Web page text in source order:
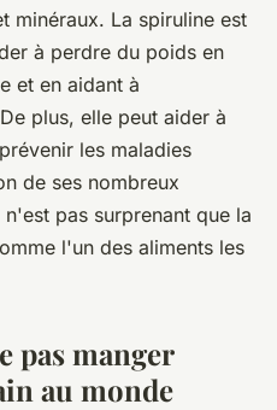
minéraux. La spiruline est
à perdre du poids en
et en aidant à
plus, elle peut aider à
les maladies
de ses nombreux
pas surprenant que la
l'un des aliments les
pas manger
au monde